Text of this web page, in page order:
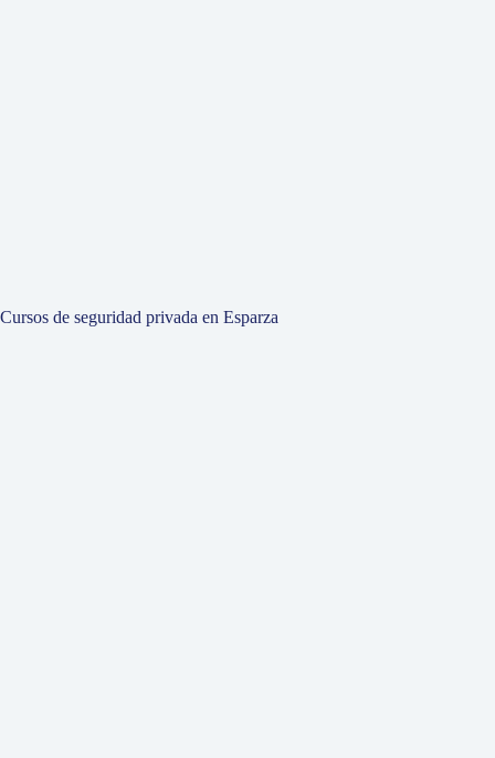
Cursos de seguridad privada en Esparza